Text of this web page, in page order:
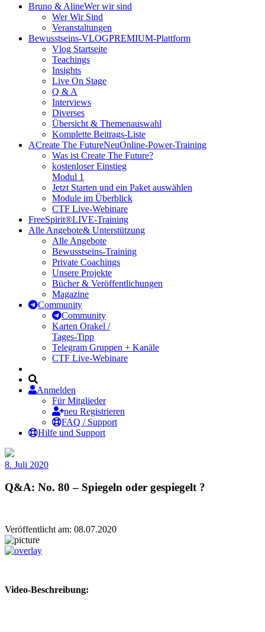
Bruno & AlineWer wir sind
Wer Wir Sind
Veranstaltungen
Bewusstseins-VLOGPREMIUM-Plattform
Vlog Startseite
Teachings
Insights
Live On Stage
Q & A
Interviews
Diverses
Übersicht & Themenauswahl
Komplette Beitrags-Liste
ACreate The FutureNeuOnline-Power-Training
Was ist Create The Future?
kostenloser Einstieg
Modul 1
Jetzt Starten und ein Paket auswählen
Module im Überblick
CTF Live-Webinare
FreeSpirit®LIVE-Training
Alle Angebote& Unterstützung
Alle Angebote
Bewusstseins-Training
Private Coachings
Unsere Projekte
Bücher & Veröffentlichungen
Magazine
Community
Community
Karten Orakel /
Tages-Tipp
Telegram Gruppen + Kanäle
CTF Live-Webinare
Anmelden
Für Mitglieder
neu Registrieren
FAQ / Support
Hilfe und Support
8. Juli 2020
Q&A: No. 80 – Spiegeln oder gespiegelt ?
Veröffentlicht am: 08.07.2020
Video-Beschreibung: